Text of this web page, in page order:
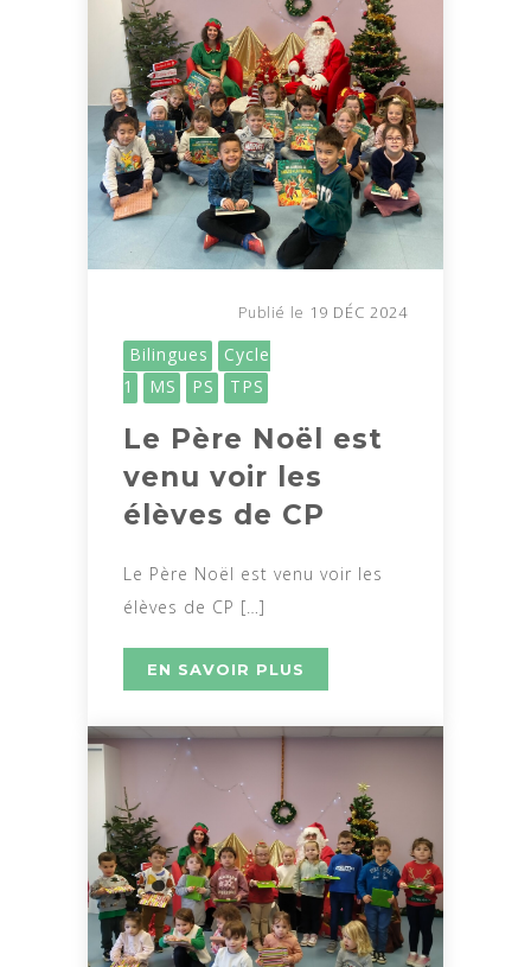
Publié le 19 DÉC 2024
Bilingues
Cycle
1
MS PS TPS
Le Père Noël est
venu voir les
élèves de CP
Le Père Noël est venu voir les
élèves de CP […]
EN SAVOIR PLUS